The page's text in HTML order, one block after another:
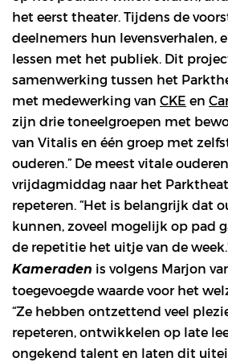
het eerst theater. Tijdens de
deelnemers hun levensverhalen,
lessen met het publiek. Dit
samenwerking tussen het
met medewerking van CKE en
zijn drie toneelgroepen met
van Vitalis en één groep met
ouderen.” De meest vitale
vrijdagmiddag naar het
repeteren. “Het is belangrijk dat
kunnen, zoveel mogelijk op pad
de repetitie het uitje van de
Kameraden is volgens Marjon
toegevoegde waarde voor het
“Ze hebben ontzettend veel
repeteren, ontwikkelen op late
ongekend talent en laten dit